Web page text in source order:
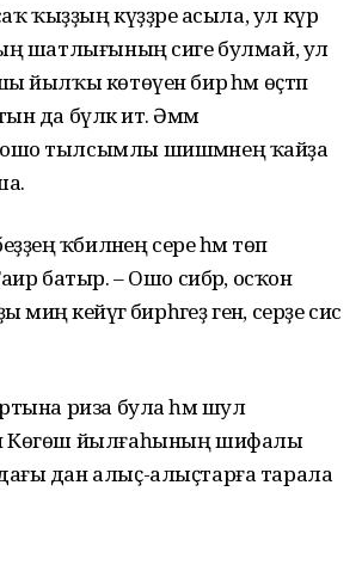
ҡыҙҙың күҙҙәре асыла, ул күрә
шатлығының сиге булмай, ул
йылҡы көтөүен бирә һәм өҫтәп
да бүләк итә. Әммә
тылсымлы шишмәнең ҡайҙа
ҡәбиләнең сере һәм төп
батыр. – Ошо сибәр, осҡон
кейәүгә бирһәгеҙ генә, серҙе сисә
риза була һәм шул
Көгөш йылға­һының шифалы
дан алыҫ-алыҫтарға тарала